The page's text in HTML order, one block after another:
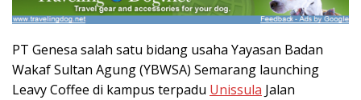
PT Genesa salah satu bidang usaha Yayasan Badan
Wakaf Sultan Agung (YBWSA) Semarang launching
Leavy Coffee di kampus terpadu Unissula Jalan